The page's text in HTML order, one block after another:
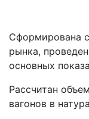
Сформирована
рынка,
основных
Рассчитан
вагонов в